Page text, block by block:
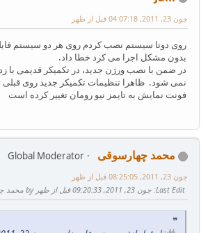
جون 23, 2011, 04:07:18 قبل از ظهر
روی دوتا سیستم نصب کردم روی هر دو سیستم
بدون مشکل اجرا می کرد خطا داد.
نمی شود. ظاهرا تنظیمات تکمیکر جدید روی قبلی
فونت نمایش به تایمز نیو رومان تغییر کرده است
محمد چهارسوقی
Global Moderator
جون 23, 2011, 08:25:05 قبل از ظهر
Last Edit: جون 23, 2011, 09:20:33 قبل از ظهر by محمد چهارسوقی